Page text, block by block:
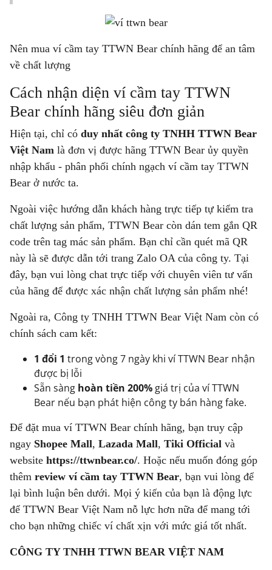
Nên mua ví cầm tay TTWN Bear chính hãng để an tâm
về chất lượng
Cách nhận diện ví cầm tay TTWN
Bear chính hãng siêu đơn giản
Hiện tại, chỉ có duy nhất công ty TNHH TTWN Bear
Việt Nam là đơn vị được hãng TTWN Bear ủy quyền
nhập khẩu - phân phối chính ngạch ví cầm tay TTWN
Bear ở nước ta.
Ngoài việc hướng dẫn khách hàng trực tiếp tự kiểm tra
chất lượng sản phẩm, TTWN Bear còn dán tem gắn QR
code trên tag mác sản phẩm. Bạn chỉ cần quét mã QR
này là sẽ được dẫn tới trang Zalo OA của công ty. Tại
đây, bạn vui lòng chat trực tiếp với chuyên viên tư vấn
của hãng để được xác nhận chất lượng sản phẩm nhé!
Ngoài ra, Công ty TNHH TTWN Bear Việt Nam còn có
chính sách cam kết:
1 đổi 1 trong vòng 7 ngày khi ví TTWN Bear nhận
được bị lỗi
Sẵn sàng hoàn tiền 200%giá trị của ví TTWN
Bear nếu bạn phát hiện công ty bán hàng fake.
Để đặt mua ví TTWN Bear chính hãng, bạn truy cập
ngay Shopee Mall, Lazada Mall, Tiki Official và
website https://ttwnbear.co/. Hoặc nếu muốn đóng góp
thêm review ví cầm tay TTWN Bear, bạn vui lòng để
lại bình luận bên dưới. Mọi ý kiến của bạn là động lực
để TTWN Bear Việt Nam nỗ lực hơn nữa để mang tới
cho bạn những chiếc ví chất xịn với mức giá tốt nhất.
CÔNG TY TNHH TTWN BEAR VIỆT NAM